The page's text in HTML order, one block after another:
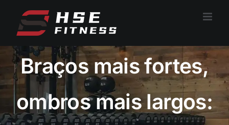
conteúdo
Braços mais fortes,
ombros mais largos: